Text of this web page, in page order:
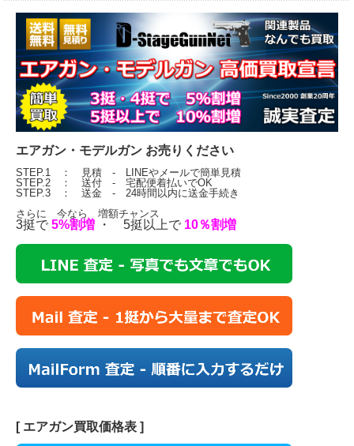
エアガン・モデルガン お売りください
STEP.1 ： 見積 - LINEやメールで簡単見積
STEP.2 ： 送付 - 宅配便着払いでOK
STEP.3 ： 送金 - 24時間以内に送金手続き
さらに 今なら 増額チャンス
3挺で 5%割増 ・ 5挺以上で 10％割増
[ エアガン買取価格表 ]